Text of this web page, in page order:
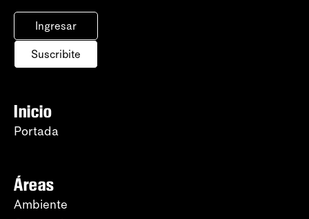
Ingresar
Suscribite
Inicio
Portada
Áreas
Ambiente